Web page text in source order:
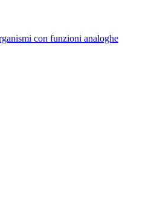
con funzioni analoghe